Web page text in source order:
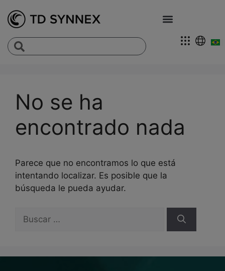
No se ha
encontrado nada
Parece que no encontramos lo que está
intentando localizar. Es posible que la
búsqueda le pueda ayudar.